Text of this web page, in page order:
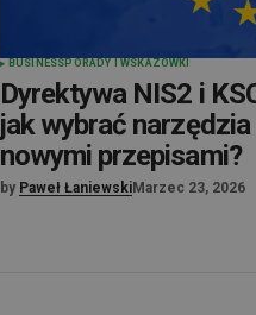
BUSINESS PORADY I WSKAZÓWKI
Dyrektywa NIS2 i
jak wybrać
nowymi przepisami?
by Paweł ŁaniewskiMarzec 23, 2026